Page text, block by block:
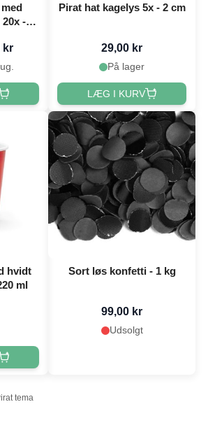
tema
-
kr
Pirat hat kagelys 5x - 2 cm
29,00 kr
På lager
LÆG I KURV
hvidt
ml
Sort løs konfetti - 1 kg
99,00 kr
Udsolgt